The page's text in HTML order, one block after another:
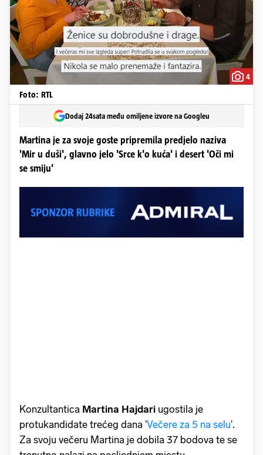
4
Foto: RTL
Dodaj 24sata među omiljene izvore na Googleu
Martina je za svoje goste pripremila predjelo naziva
'Mir u duši', glavno jelo 'Srce k'o kuća' i desert 'Oči mi
se smiju'
Konzultantica Martina Hajdari ugostila je
protukandidate trećeg dana 'Večere za 5 na selu'.
Za svoju večeru Martina je dobila 37 bodova te se